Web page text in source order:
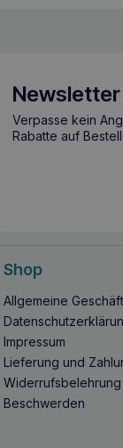
Newsletter
Verpasse kein
Rabatte auf
Shop
Allgemeine
Impressum
Lieferung und
Widerrufsbelehrung
Beschwerden